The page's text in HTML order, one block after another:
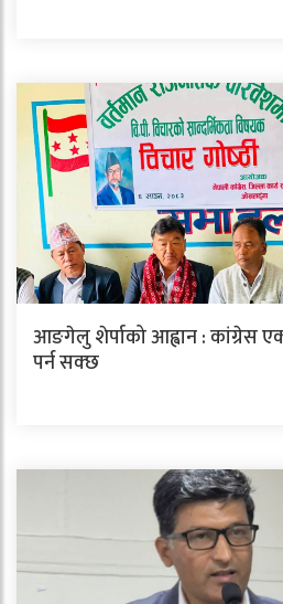
आङगेलु शेर्पाको आह्वान : कांग्रेस
पर्न सक्छ